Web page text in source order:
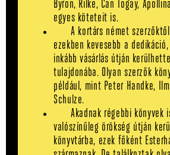
Byron, Rilke, Can Togay,
egyes köteteit is.
A kortárs német
ezekben kevesebb a
inkább vásárlás útján
tulajdonába. Olyan szerzők
például, mint Peter Handke,
Schulze.
Akadnak régebbi könyvek
valószínűleg örökség útján
könyvtárba, ezek főként